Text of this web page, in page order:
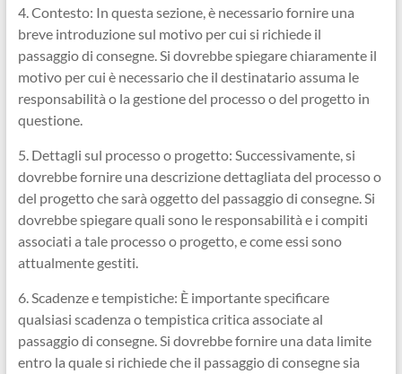
4. Contesto: In questa sezione, è necessario fornire una
breve introduzione sul motivo per cui si richiede il
passaggio di consegne. Si dovrebbe spiegare chiaramente il
motivo per cui è necessario che il destinatario assuma le
responsabilità o la gestione del processo o del progetto in
questione.
5. Dettagli sul processo o progetto: Successivamente, si
dovrebbe fornire una descrizione dettagliata del processo o
del progetto che sarà oggetto del passaggio di consegne. Si
dovrebbe spiegare quali sono le responsabilità e i compiti
associati a tale processo o progetto, e come essi sono
attualmente gestiti.
6. Scadenze e tempistiche: È importante specificare
qualsiasi scadenza o tempistica critica associate al
passaggio di consegne. Si dovrebbe fornire una data limite
entro la quale si richiede che il passaggio di consegne sia